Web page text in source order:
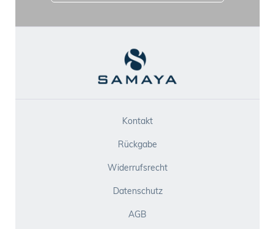
Kontakt
Rückgabe
Widerrufsrecht
Datenschutz
AGB